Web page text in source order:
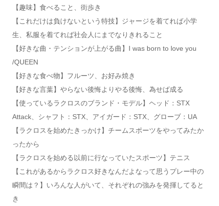
【趣味】食べること、街歩き
【これだけは負けないという特技】ジャージを着てれば小学
生、私服を着てれば社会人にまでなりきれること
【好きな曲・テンションが上がる曲】I was born to love you
/QUEEN
【好きな食べ物】フルーツ、お好み焼き
【好きな言葉】やらない後悔よりやる後悔、為せば成る
【使っているラクロスのブランド・モデル】ヘッド：STX
Attack、シャフト：STX、アイガード：STX、グローブ：UA
【ラクロスを始めたきっかけ】チームスポーツをやってみたか
ったから
【ラクロスを始める以前に行なっていたスポーツ】テニス
【これがあるからラクロス好きなんだよなって思うプレー中の
瞬間は？】いろんな人がいて、それぞれの強みを発揮してると
き